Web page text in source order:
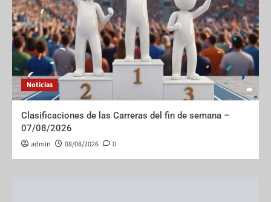
Noticias
Clasificaciones de las Carreras del fin de semana –
07/08/2026
admin 08/08/2026 0